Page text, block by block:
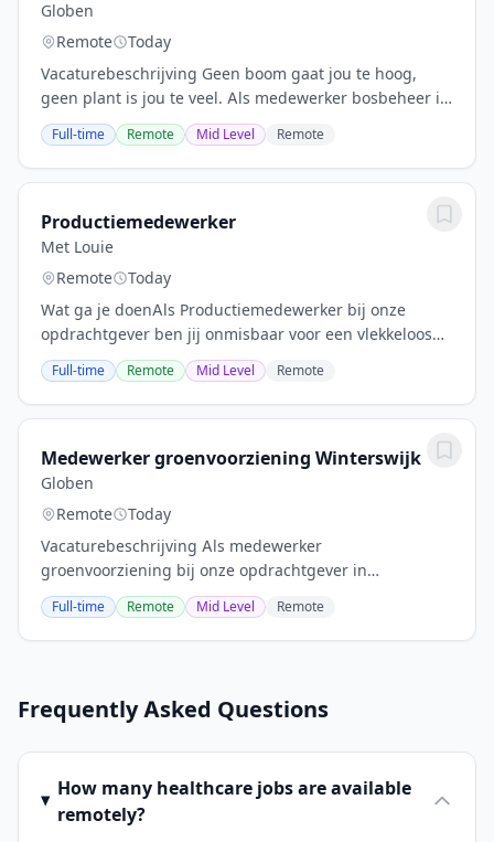
Globen
Remote
Today
Vacaturebeschrijving Geen boom gaat jou te hoog,
geen plant is jou te veel. Als medewerker bosbeheer in
de omgeving van 's-Hertogenbosch ben je samen met
het team verantwoordelijk voor het opsporen...
Full-time Remote Mid Level Remote
Productiemedewerker
Met Louie
Remote
Today
Wat ga je doenAls Productiemedewerker bij onze
opdrachtgever ben jij onmisbaar voor een vlekkeloos
productieproces. Jij zorgt dat alles tijdig klaarstaat,
kwaliteitsvol wordt afgewerkt en correct...
Full-time Remote Mid Level Remote
Medewerker groenvoorziening Winterswijk
Globen
Remote
Today
Vacaturebeschrijving Als medewerker
groenvoorziening bij onze opdrachtgever in
Winterswijk werk je elke dag heerlijk in de buitenlucht.
Je gaat aan de slag met diverse machines en
gereedschappen om...
Full-time Remote Mid Level Remote
Frequently Asked Questions
How many healthcare jobs are available
remotely?